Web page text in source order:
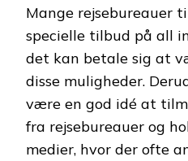
Mange rejsebureauer
specielle tilbud på all
det kan betale sig at
disse muligheder.
være en god idé at
fra rejsebureauer og
medier, hvor der ofte